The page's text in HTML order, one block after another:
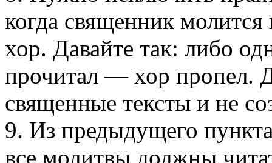
когда священник
хор. Давайте так: либо
прочитал — хор пропел.
священные тексты и не
9. Из предыдущего
все молитвы должны